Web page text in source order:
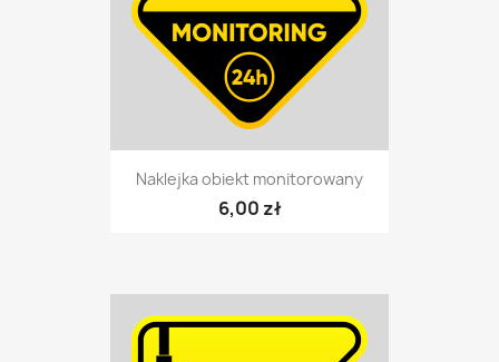
Naklejka obiekt monitorowany
6,00 zł